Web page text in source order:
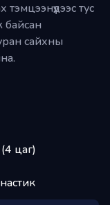
бүх
тус
байсан
сайхны
цаг)